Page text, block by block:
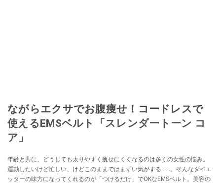
ながらエクサでお腹痩せ！コードレスで
使えるEMSベルト「スレンダートーン コ
ア」
年齢と共に、どうしても太りやすく痩せにくくなるのは多くの女性の悩み。
運動したいけど忙しい、けどこのままではまずい気がする……。そんなダイエ
ッターの味方になってくれるのが「つけるだけ」でOKなEMSベルト。美容の